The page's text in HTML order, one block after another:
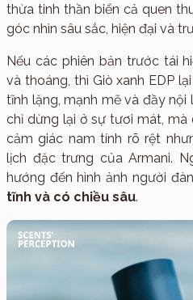
thừa tinh thần biển cả quen
góc nhìn sâu sắc, hiện đại và
Nếu các phiên bản trước tái
và thoáng, thì Giò xanh EDP
tĩnh lặng, mạnh mẽ và đầy nội
chỉ dừng lại ở sự tươi mát, mà
cảm giác nam tính rõ rệt
lịch đặc trưng của Armani.
hướng đến hình ảnh người
tĩnh và có chiều sâu.